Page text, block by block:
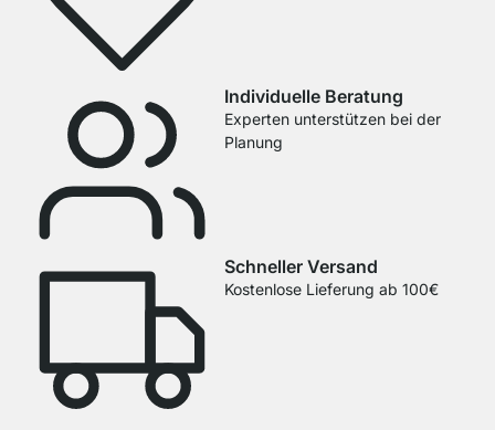
Individuelle Beratung
Experten unterstützen bei der
Planung
Schneller Versand
Kostenlose Lieferung ab 100€